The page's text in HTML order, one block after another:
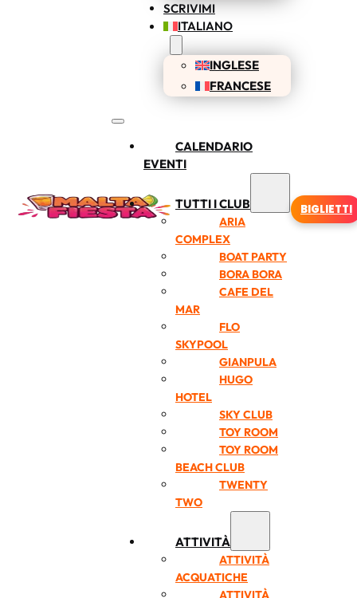
SCRIVIMI
ITALIANO
INGLESE
FRANCESE
CALENDARIO
EVENTI
TUTTI I CLUB
ARIA
COMPLEX
BOAT PARTY
BORA BORA
CAFE DEL
MAR
FLO
SKYPOOL
GIANPULA
HUGO
HOTEL
SKY CLUB
TOY ROOM
TOY ROOM
BEACH CLUB
TWENTY
TWO
ATTIVITÀ
ATTIVITÀ
ACQUATICHE
ATTIVITÀ
BIGLIETTI